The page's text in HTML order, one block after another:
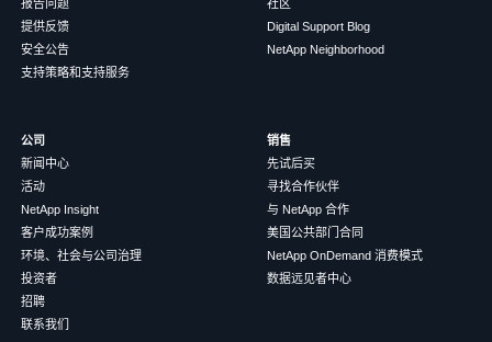
报告问题
提供反馈
安全公告
支持策略和支持服务
社区
Digital Support Blog
NetApp Neighborhood
公司
新闻中心
活动
NetApp Insight
客户成功案例
环境、社会与公司治理
投资者
招聘
联系我们
销售
先试后买
寻找合作伙伴
与 NetApp 合作
美国公共部门合同
NetApp OnDemand 消费模式
数据远见者中心